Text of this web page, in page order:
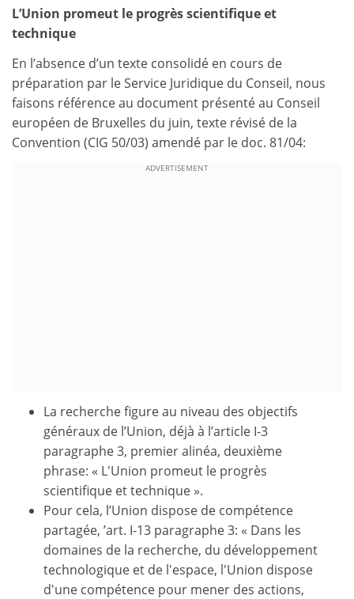
L’Union promeut le progrès scientifique et
technique
En l’absence d’un texte consolidé en cours de
préparation par le Service Juridique du Conseil, nous
faisons référence au document présenté au Conseil
européen de Bruxelles du juin, texte révisé de la
Convention (CIG 50/03) amendé par le doc. 81/04:
ADVERTISEMENT
La recherche figure au niveau des objectifs
généraux de l’Union, déjà à l’article I-3
paragraphe 3, premier alinéa, deuxième
phrase: « L'Union promeut le progrès
scientifique et technique ».
Pour cela, l’Union dispose de compétence
partagée, ’art. I-13 paragraphe 3: « Dans les
domaines de la recherche, du développement
technologique et de l'espace, l'Union dispose
d'une compétence pour mener des actions,